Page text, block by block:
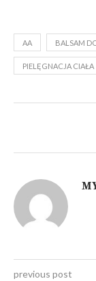
AA BALSAM
PIELĘGNACJA CIAŁA
previous post